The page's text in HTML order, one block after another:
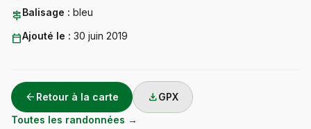
signpostBalisage : bleu
calendar_todayAjouté le : 30 juin 2019
arrow_back Retour à la carte downloadGPX
Toutes les randonnées →